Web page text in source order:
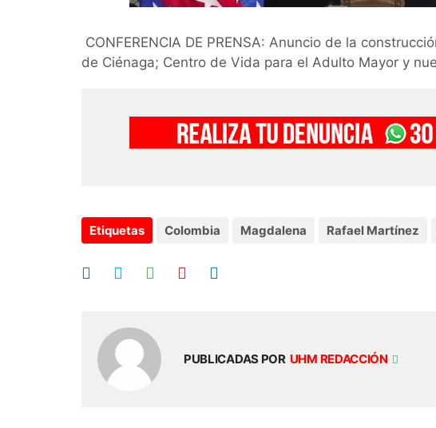
CONFERENCIA DE PRENSA: Anuncio de la
de Ciénaga; Centro de Vida para el Adulto Mayor y
Etiquetas Colombia Magdalena Rafael Martínez
PUBLICADAS POR UHM REDACCIÓN